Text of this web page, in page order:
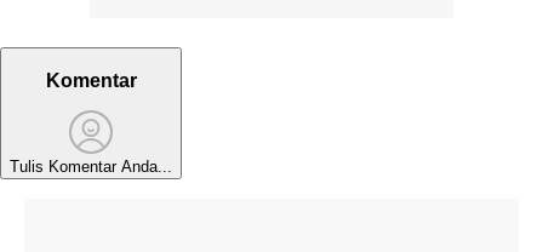
Komentar
Tulis Komentar Anda...